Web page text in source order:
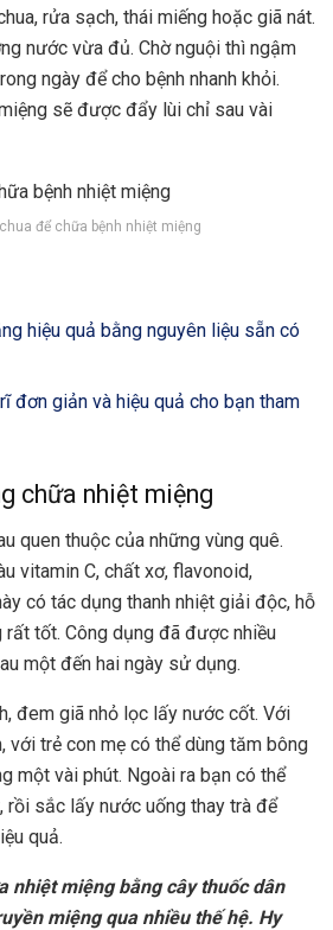
rửa sạch, thái miếng hoặc giã nát.
nước vừa đủ. Chờ nguội thì ngậm
ngày để cho bệnh nhanh khỏi.
sẽ được đẩy lùi chỉ sau vài
để chữa bệnh nhiệt miệng
hiệu quả bằng nguyên liệu sẵn có
đơn giản và hiệu quả cho bạn tham
chữa nhiệt miệng
quen thuộc của những vùng quê.
vitamin C, chất xơ, flavonoid,
có tác dụng thanh nhiệt giải độc, hỗ
tốt. Công dụng đã được nhiều
một đến hai ngày sử dụng.
đem giã nhỏ lọc lấy nước cốt. Với
với trẻ con mẹ có thể dùng tăm bông
một vài phút. Ngoài ra bạn có thể
rồi sắc lấy nước uống thay trà để
quả.
nhiệt miệng bằng cây thuốc dân
miệng qua nhiều thế hệ. Hy